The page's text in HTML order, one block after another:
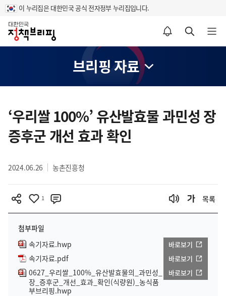
이 누리집은 대한민국 공식 전자정부 누리집입니다.
홈
알림설정 바로가기 검색 바로가기 메뉴 열기
브리핑 자료
텐
영
‘우리쌀 100%’ 유산발효물 과민성 장
증후군 개선 효과 확인
2024.06.26 농촌진흥청
1 목록
첨부파일
속기자료.hwp
바로보기
속기자료.pdf 바로보기
0627_우리쌀_100%_유산발효물의_과민성_
장_증후군_개선_효과_확인(식량원)_농식품
부브리핑.hwp
바로보기